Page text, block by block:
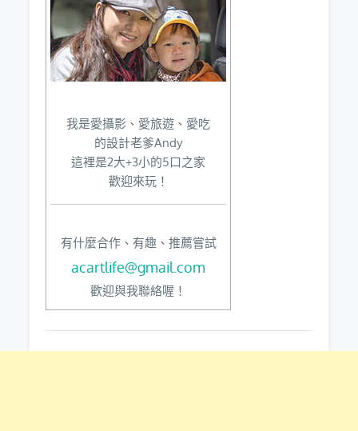
我是愛攝影、愛旅遊、愛吃
的設計老爹Andy
這裡是2大+3小的5口之家
歡迎來玩！
有什麼合作、有趣、推薦嘗試
acartlife@gmail.com
歡迎與我聯絡喔！